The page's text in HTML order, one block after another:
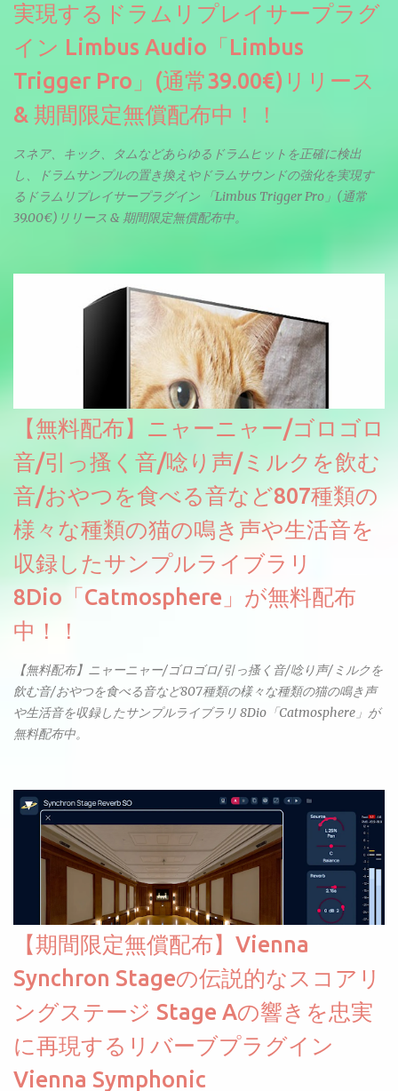
実現するドラムリプレイサープラグ
イン Limbus Audio「Limbus
Trigger Pro」(通常39.00€)リリース
& 期間限定無償配布中！！
スネア、キック、タムなどあらゆるドラムヒットを正確に検出
し、ドラムサンプルの置き換えやドラムサウンドの強化を実現す
るドラムリプレイサープラグイン 「Limbus Trigger Pro」(通常
39.00€)リリース & 期間限定無償配布中。
【無料配布】ニャーニャー/ゴロゴロ
音/引っ搔く音/唸り声/ミルクを飲む
音/おやつを食べる音など807種類の
様々な種類の猫の鳴き声や生活音を
収録したサンプルライブラリ
8Dio「Catmosphere」が無料配布
中！！
【無料配布】ニャーニャー/ゴロゴロ/引っ搔く音/唸り声/ミルクを
飲む音/おやつを食べる音など807種類の様々な種類の猫の鳴き声
や生活音を収録したサンプルライブラリ 8Dio「Catmosphere」が
無料配布中。
【期間限定無償配布】Vienna
Synchron Stageの伝説的なスコアリ
ングステージ Stage Aの響きを忠実
に再現するリバーブプラグイン
Vienna Symphonic